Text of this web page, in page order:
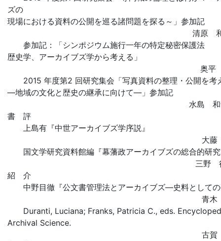
ズの
現場における資料の公開を巡る諸問題を探る～」参加記
清原
参加記：「シンポジウム施行一年の特定秘密保護法
歴史学、アーカイブズ学から考える」
奥
2015 年度第2 回研究集会「写真資料の整理・公開を考
―地域の文化と歴史の継承に向けて―」参加記
水島
書 評
上島有『中世アーカイブズ学序説』
大
国文学研究資料館編『幕藩政アーカイブズの総合的研
三野
紹 介
中野目徹『公文書管理法とアーカイブズ―史料としての
青
Duranti, Luciana; Franks, Patricia C., eds.
Archival Science.
古